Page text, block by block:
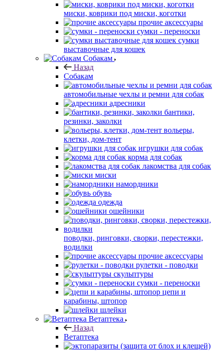
миски, коврики под миски, коготки
прочие аксессуары
сумки - переноски
сумки
выставочные для кошек
Собакам
Назад
Собакам
автомобильные чехлы и ремни для собак
адресники
бантики,
резинки, заколки
вольеры,
клетки, дом-тент
игрушки для собак
корма для собак
лакомства для собак
миски
намордники
обувь
одежда
ошейники
поводки, ринговки, сворки, перестежки,
водилки
прочие аксессуары
рулетки - поводки
скульптуры
сумки - переноски
цепи и
карабины, штопор
шлейки
Ветаптека
Назад
Ветаптека